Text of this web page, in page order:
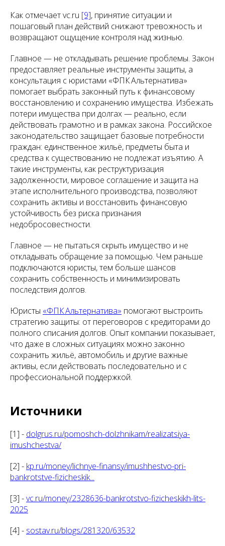
Как отмечает vc.ru [9], принятие ситуации и
пошаговый план действий снижают тревожность и
возвращают ощущение контроля над жизнью.
Главное — не откладывать решение проблемы. Закон
предоставляет реальные инструменты защиты, а
консультация с юристами «ФПК Альтернатива»
помогает выбрать законный путь к финансовому
восстановлению и сохранению имущества. Избежать
потери имущества при долгах — реально, если
действовать грамотно и в рамках закона. Российское
законодательство защищает базовые потребности
граждан: единственное жильё, предметы быта и
средства к существованию не подлежат изъятию. А
такие инструменты, как реструктуризация
задолженности, мировое соглашение и защита на
этапе исполнительного производства, позволяют
сохранить активы и восстановить финансовую
устойчивость без риска признания
недобросовестности.
Главное — не пытаться скрыть имущество и не
откладывать обращение за помощью. Чем раньше
подключаются юристы, тем больше шансов
сохранить собственность и минимизировать
последствия долгов.
Юристы «ФПК Альтернатива» помогают выстроить
стратегию защиты: от переговоров с кредиторами до
полного списания долгов. Опыт компании показывает,
что даже в сложных ситуациях можно законно
сохранить жильё, автомобиль и другие важные
активы, если действовать последовательно и с
профессиональной поддержкой.
Источники
[1] - dolgrus.ru/pomoshch-dolzhnikam/realizatsiya-
imushchestva/
[2] - kp.ru/money/lichnye-finansy/imushhestvo-pri-
bankrotstve-fizicheskik...
[3] -vc.ru/money/2328636-bankrotstvo-fizicheskikh-lits-
2025
[4] - sostav.ru/blogs/281320/63532